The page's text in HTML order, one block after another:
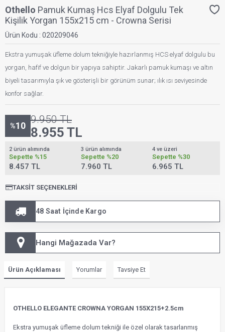
Othello Pamuk Kumaş Hcs Elyaf Dolgulu Tek
Kişilik Yorgan 155x215 cm - Crowna Serisi
Ürün Kodu : 020209046
Ekstra yumuşak üfleme dolum tekniğiyle hazırlanmış HCS elyaf dolgulu bu
yorgan, hafif ve dolgun bir yapıya sahiptir. Jakarlı pamuk kumaşı ve altın
biyeli tasarımıyla şık ve gösterişli bir görünüm sunar; ılık ısı seviyesinde
konfor sağlar.
%10
9.950TL
8.955 TL
2 ürün alımında
Sepette %15
8.457 TL
3 ürün alımında
Sepette %20
7.960 TL
4 ve üzeri
Sepette %30
6.965 TL
TAKSIT SEÇENEKLERI
48 Saat İçinde Kargo
Hangi Mağazada Var?
Ürün Açıklaması Yorumlar Tavsiye Et
OTHELLO ELEGANTE CROWNA YORGAN 155X215+2.5cm
Ekstra yumuşak üfleme dolum tekniği ile özel olarak tasarlanmış